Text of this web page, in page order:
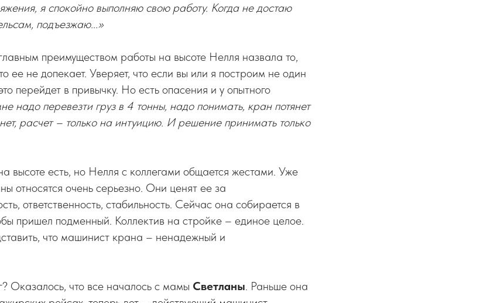
я спокойно выполняю свою работу. Когда не достаю
подъезжаю...»
преимуществом работы на высоте Нелля назвала то,
ее не допекает. Уверяет, что если вы или я построим не один
перейдет в привычку. Но есть опасения и у опытного
надо перевезти груз в 4 тонны, надо понимать, кран потянет
расчет – только на интуицию. И решение принимать только
высоте есть, но Нелля с коллегами общается жестами. Уже
относятся очень серьезно. Они ценят ее за
ответственность, стабильность. Сейчас она собирается в
пришел подменный. Коллектив на стройке – единое целое.
что машинист крана – ненадежный и
Оказалось, что все началось с мамы Светланы. Раньше она